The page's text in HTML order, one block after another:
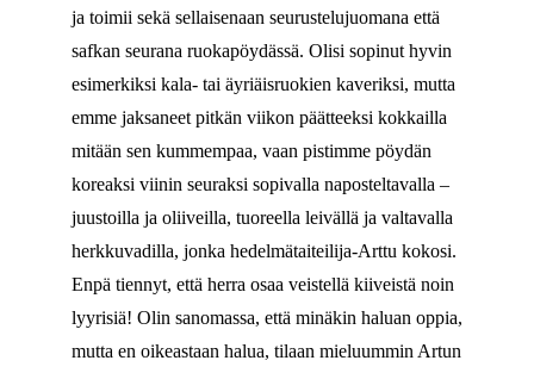
ja toimii sekä sellaisenaan seurustelujuomana että
safkan seurana ruokapöydässä. Olisi sopinut hyvin
esimerkiksi kala- tai äyriäisruokien kaveriksi, mutta
emme jaksaneet pitkän viikon päätteeksi kokkailla
mitään sen kummempaa, vaan pistimme pöydän
koreaksi viinin seuraksi sopivalla naposteltavalla –
juustoilla ja oliiveilla, tuoreella leivällä ja valtavalla
herkkuvadilla, jonka hedelmätaiteilija-Arttu kokosi.
Enpä tiennyt, että herra osaa veistellä kiiveistä noin
lyyrisiä! Olin sanomassa, että minäkin haluan oppia,
mutta en oikeastaan halua, tilaan mieluummin Artun